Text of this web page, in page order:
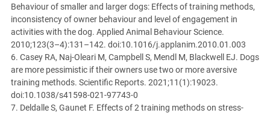
Behaviour of smaller and larger dogs: Effects of training methods,
inconsistency of owner behaviour and level of engagement in
activities with the dog. Applied Animal Behaviour Science.
2010;123(3–4):131–142. doi:10.1016/j.applanim.2010.01.003
6. Casey RA, Naj-Oleari M, Campbell S, Mendl M, Blackwell EJ. Dogs
are more pessimistic if their owners use two or more aversive
training methods. Scientific Reports. 2021;11(1):19023.
doi:10.1038/s41598-021-97743-0
7. Deldalle S, Gaunet F. Effects of 2 training methods on stress-